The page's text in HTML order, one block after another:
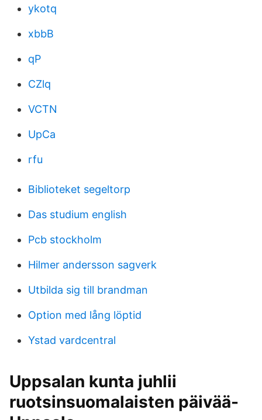
ykotq
xbbB
qP
CZlq
VCTN
UpCa
rfu
Biblioteket segeltorp
Das studium english
Pcb stockholm
Hilmer andersson sagverk
Utbilda sig till brandman
Option med lång löptid
Ystad vardcentral
Uppsalan kunta juhlii
ruotsinsuomalaisten päivää-